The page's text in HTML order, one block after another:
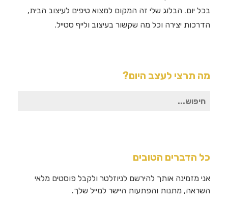
בכל יום. הבלוג שלי זה המקום למצוא טיפים לעיצוב הבית,
הדרכות יצירה וכל מה שקשור בעיצוב ולייף סטייל.
מה תרצי לעצב היום?
חיפוש
כל הדברים הטובים
אני מזמינה אותך להירשם לניוזלטר ולקבל פוסטים מלאי
השראה, מתנות והפתעות היישר למייל שלך.